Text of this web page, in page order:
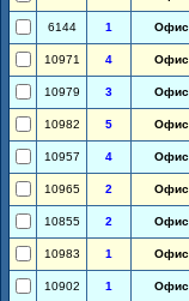
6144 1 Офис
10971 4 Офис
10979 3 Офис
10982 5 Офис
10957 4 Офис
10965 2 Офис
10855 2 Офис
10983 1 Офис
10902 1 Офис